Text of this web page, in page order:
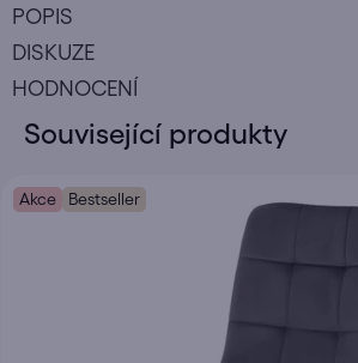
POPIS
DISKUZE
HODNOCENÍ
Související produkty
Akce Bestseller